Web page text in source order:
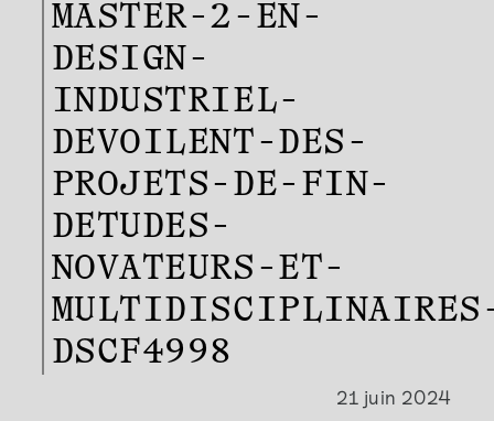
MASTER-2-EN-
DESIGN-
INDUSTRIEL-
DEVOILENT-DES-
PROJETS-DE-FIN-
DETUDES-
NOVATEURS-ET-
DSCF4998
21 juin 2024